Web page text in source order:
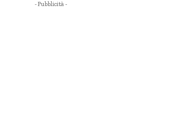
- Pubblicità -